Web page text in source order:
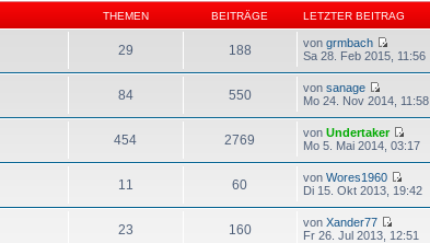
THEMEN BEITRÄGE LETZTER BEITRAG
29 188 vongrmbach
Sa 28. Feb 2015, 11:56
84 550 vonsanage
Mo 24. Nov 2014, 11:58
454 2769 vonUndertaker
Mo 5. Mai 2014, 03:17
11 60 vonWores1960
Di 15. Okt 2013, 19:42
23 160 vonXander77
Fr 26. Jul 2013, 12:51